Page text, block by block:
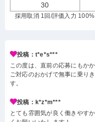
30
採用取消 1回 /評価入力 100%
投稿：t*e*s***
この度は、直前の応募にもか
ご対応のおかげで無事に乗り
す。
投稿：k*z*m***
とても雰囲気が良く働きやす